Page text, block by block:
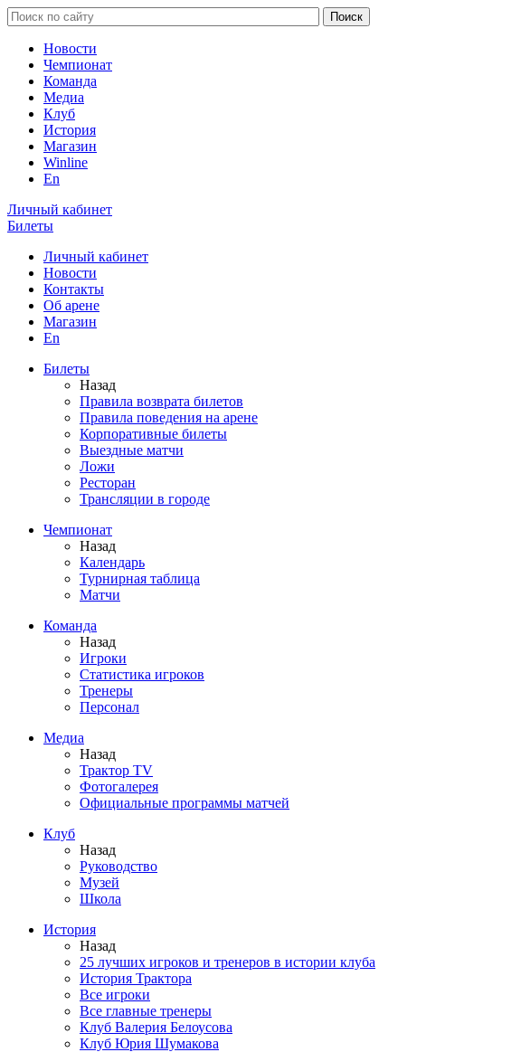
Новости
Чемпионат
Команда
Медиа
Клуб
История
Магазин
Winline
En
Личный кабинет
Билеты
Личный кабинет
Новости
Контакты
Об арене
Магазин
En
Билеты
Назад
Правила возврата билетов
Правила поведения на арене
Корпоративные билеты
Выездные матчи
Ложи
Ресторан
Трансляции в городе
Чемпионат
Назад
Календарь
Турнирная таблица
Матчи
Команда
Назад
Игроки
Статистика игроков
Тренеры
Персонал
Медиа
Назад
Трактор TV
Фотогалерея
Официальные программы матчей
Клуб
Назад
Руководство
Музей
Школа
История
Назад
25 лучших игроков и тренеров в истории клуба
История Трактора
Все игроки
Все главные тренеры
Клуб Валерия Белоусова
Клуб Юрия Шумакова